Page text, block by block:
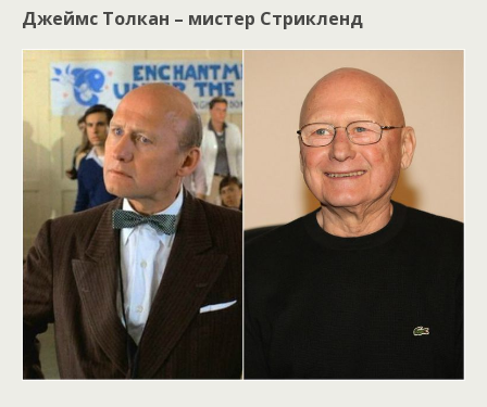
Джеймс Толкан – мистер Стрикленд